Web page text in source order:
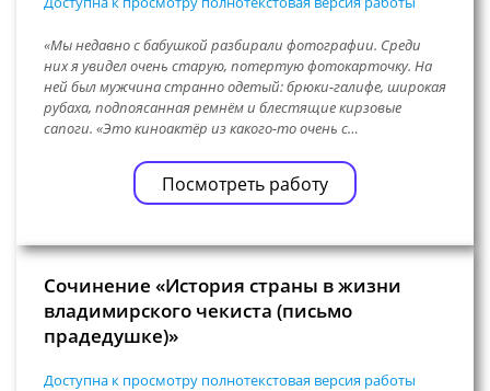
«Мы недавно с бабушкой разбирали фотографии. Среди
них я увидел очень старую, потертую фотокарточку. На
ней был мужчина странно одетый: брюки-галифе, широкая
рубаха, подпоясанная ремнём и блестящие кирзовые
сапоги. «Это киноактёр из какого-то очень с…
Посмотреть работу
Сочинение «История страны в жизни
владимирского чекиста (письмо
прадедушке)»
Доступна к просмотру полнотекстовая версия работы